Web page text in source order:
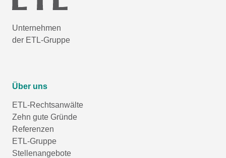
Unternehmen
der ETL-Gruppe
Über uns
ETL-Rechtsanwälte
Zehn gute Gründe
Referenzen
ETL-Gruppe
Stellenangebote